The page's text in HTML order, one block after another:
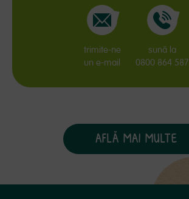
trimite-ne
un e-mail
sună la
0800 864 587
AFLĂ MAI MULTE